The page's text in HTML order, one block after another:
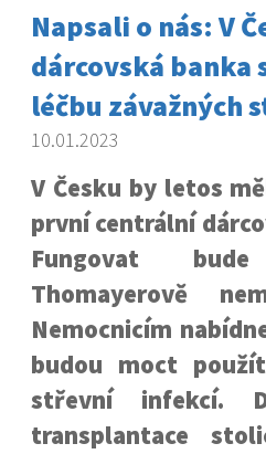
Napsali o nás: V
dárcovská
léčbu závažných
10.01.2023
V Česku by letos
první centrální
Fungovat
Thomayerově
Nemocnicím
budou moct
střevní infekcí.
transplantace